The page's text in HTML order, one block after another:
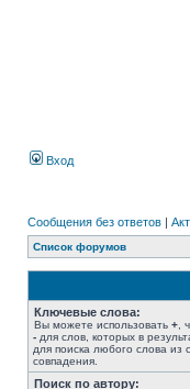
Вход
Сообщения без ответов |
Список форумов
Ключевые слова:
Вы можете использовать + ,
- для слов, которых в
для поиска любого слова из
совпадения.
Поиск по автору: